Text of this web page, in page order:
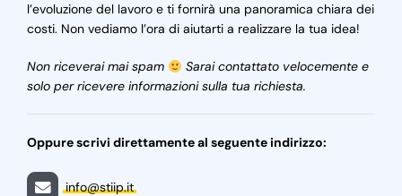
l’evoluzione del lavoro e ti fornirà una panoramica chiara dei
costi. Non vediamo l’ora di aiutarti a realizzare la tua idea!
Non riceverai mai spam
Sarai contattato velocemente e
solo per ricevere informazioni sulla tua richiesta.
Oppure scrivi direttamente al seguente indirizzo:
info@stiip.it